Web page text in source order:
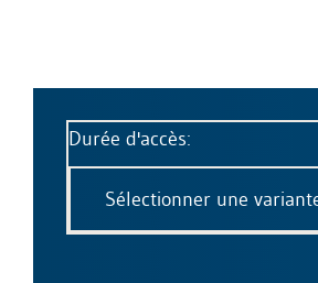
Durée d'accès:
Sélectionner une